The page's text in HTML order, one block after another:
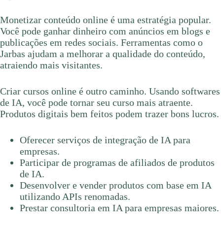
Monetizar conteúdo online é uma estratégia popular.
Você pode ganhar dinheiro com anúncios em blogs e
publicações em redes sociais. Ferramentas como o
Jarbas ajudam a melhorar a qualidade do conteúdo,
atraiendo mais visitantes.
Criar cursos online é outro caminho. Usando softwares
de IA, você pode tornar seu curso mais atraente.
Produtos digitais bem feitos podem trazer bons lucros.
Oferecer serviços de integração de IA para
empresas.
Participar de programas de afiliados de produtos
de IA.
Desenvolver e vender produtos com base em IA
utilizando APIs renomadas.
Prestar consultoria em IA para empresas maiores.